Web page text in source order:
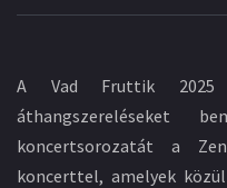
A Vad Fruttik 2025
áthangszereléseket
koncertsorozatát a
koncerttel, amelyek